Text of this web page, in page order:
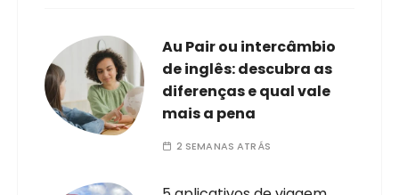
Au Pair ou intercâmbio
de inglês: descubra as
diferenças e qual vale
mais a pena
2 SEMANAS ATRÁS